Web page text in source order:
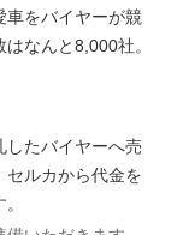
車をバイヤーが競
はなんと8,000社。
したバイヤーへ売
セルカから代金を